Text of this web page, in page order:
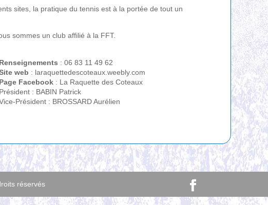
sites, la pratique du tennis est à la portée de tout un
sommes un club affilié à la FFT.
Renseignements : 06 83 11 49 62
web : laraquettedescoteaux.weebly.com
Page Facebook : La Raquette des Coteaux
Président : BABIN Patrick
Président : BROSSARD Aurélien
réservés